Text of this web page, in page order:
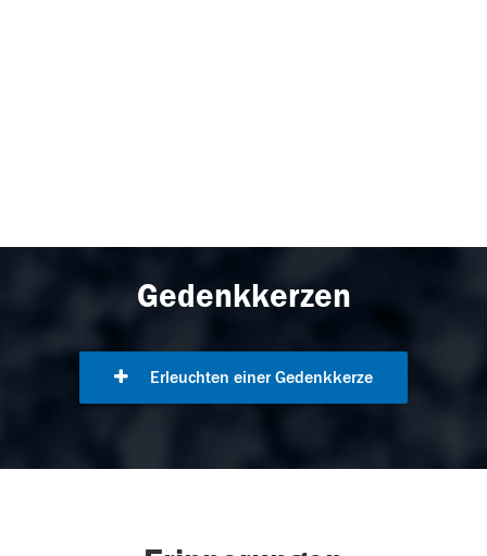
Gedenkkerzen
Erleuchten einer Gedenkkerze